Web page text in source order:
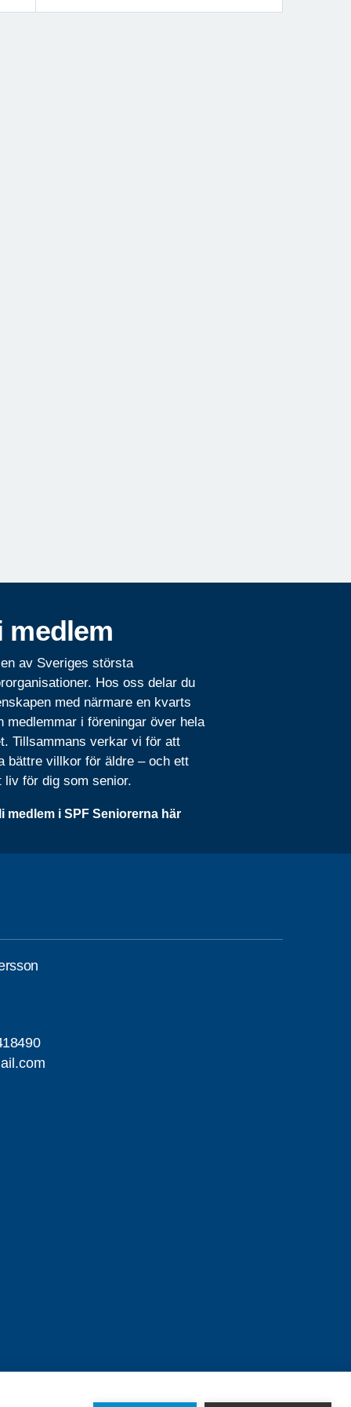
medlem
av Sveriges största
Hos oss delar du
med närmare en kvarts
medlemmar i föreningar över hela
Tillsammans verkar vi för att
bättre villkor för äldre – och ett
liv för dig som senior.
medlem i SPF Seniorerna här